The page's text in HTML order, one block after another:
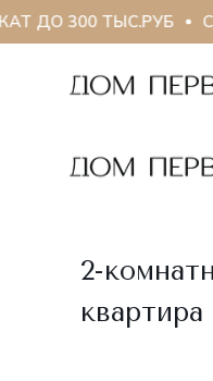
ДО 300 ТЫС.РУБ
2-